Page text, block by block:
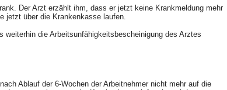
Der Arzt erzählt ihm, dass er jetzt keine Krankmeldung mehr
jetzt über die Krankenkasse laufen.
weiterhin die Arbeitsunfähigkeitsbescheinigung des Arztes
Ablauf der 6-Wochen der Arbeitnehmer nicht mehr auf die